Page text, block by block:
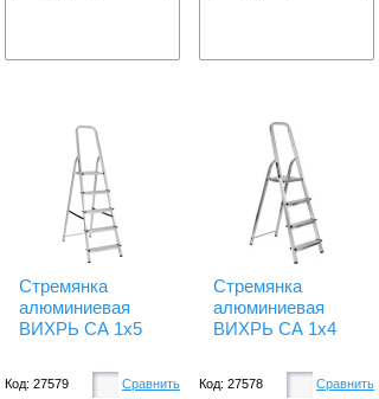
Стремянка
алюминиевая
ВИХРЬ СА 1х5
Код: 27579 Сравнить
Стремянка
алюминиевая
ВИХРЬ СА 1х4
Код: 27578 Сравнить